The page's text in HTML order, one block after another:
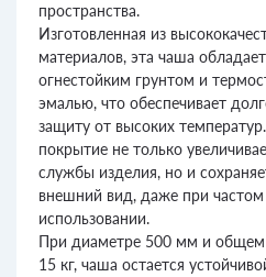
пространства.
Изготовленная из
материалов, эта чаша
огнестойким грунтом и
эмалью, что обеспечивает
защиту от высоких
покрытие не только
службы изделия, но и
внешний вид, даже при частом
использовании.
При диаметре 500 мм и общем
15 кг, чаша остается